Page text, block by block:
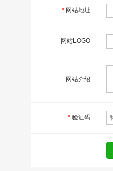
* 网站地址
网站LOGO
网站介绍
* 验证码